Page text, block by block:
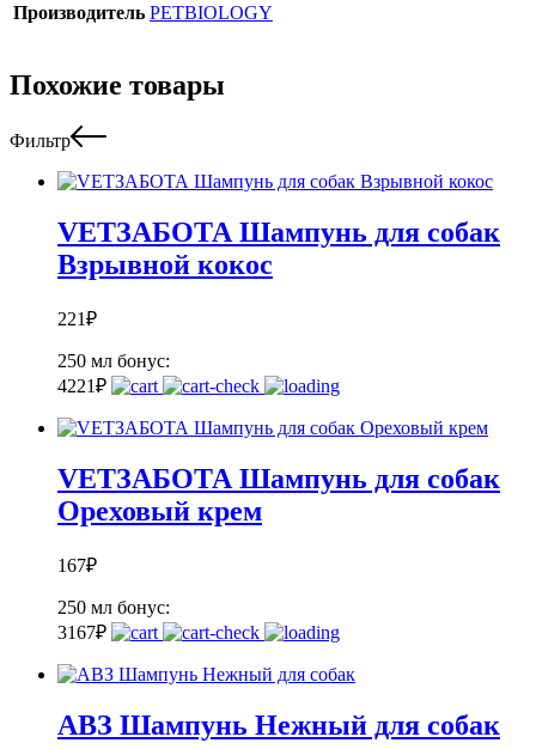
Производитель PETBIOLOGY
Похожие товары
Фильтр
VETЗАБОТА Шампунь для собак
Взрывной кокос
221₽
250 мл бонус:
4221₽
VETЗАБОТА Шампунь для собак
Ореховый крем
167₽
250 мл бонус:
3167₽
АВЗ Шампунь Нежный для собак